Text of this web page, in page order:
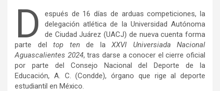
D
espués de 16 días de arduas competiciones, la
delegación atlética de la Universidad Autónoma
de Ciudad Juárez (UACJ) de nueva cuenta forma
parte del top ten de la XXVI Universiada Nacional
Aguascalientes 2024, tras darse a conocer el cierre oficial
por parte del Consejo Nacional del Deporte de la
Educación, A. C. (Condde), órgano que rige al deporte
estudiantil en México.